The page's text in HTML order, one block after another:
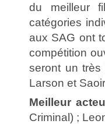
du meilleur
catégories
aux SAG ont
compétition
seront un très
Larson et
Meilleur
Criminal) ;